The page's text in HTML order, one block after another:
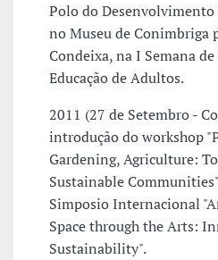
Polo do
no Museu de Conimbriga
Condeixa, na I Semana
Educação de Adultos.
2011 (27 de Setembro -
introdução do workshop
Gardening, Agriculture:
Sustainable
Simposio Internacional
Space through the Arts:
Sustainability".